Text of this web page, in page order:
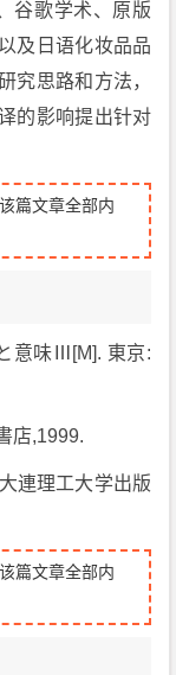
谷歌学术、原版
及日语化妆品品
究思路和方法，
的影响提出针对
篇文章全部内
意味Ⅲ[M]. 東京:
店,1999.
連理工大学出版
篇文章全部内